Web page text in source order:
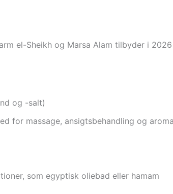
el-Sheikh og Marsa Alam tilbyder i
og -salt)
for massage, ansigtsbehandling og
som egyptisk oliebad eller hamam